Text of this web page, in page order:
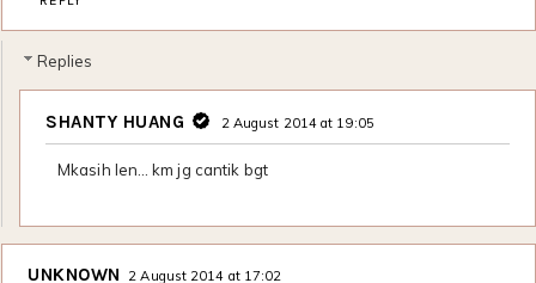
Replies
SHANTY HUANG 2 August 2014 at 19:05
Mkasih len… km jg cantik bgt
UNKNOWN 2 August 2014 at 17:02